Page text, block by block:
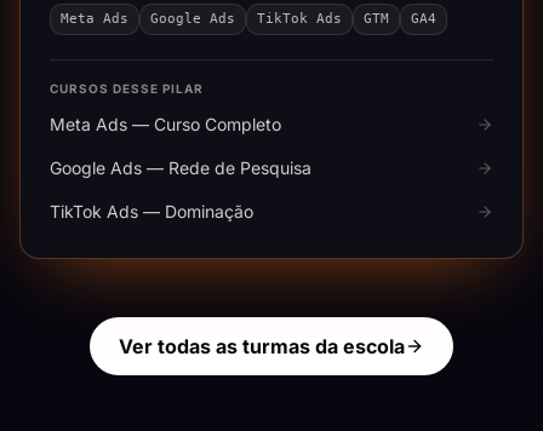
Meta Ads Google Ads TikTok Ads GTM GA4
CURSOS DESSE PILAR
Meta Ads — Curso Completo
Google Ads — Rede de Pesquisa
TikTok Ads — Dominação
Ver todas as turmas da escola